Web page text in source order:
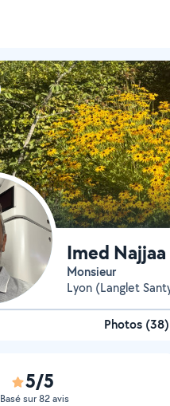
Imed
Monsieur
Lyon (Langlet
Photos (38)
5/5
Basé sur 82 avis